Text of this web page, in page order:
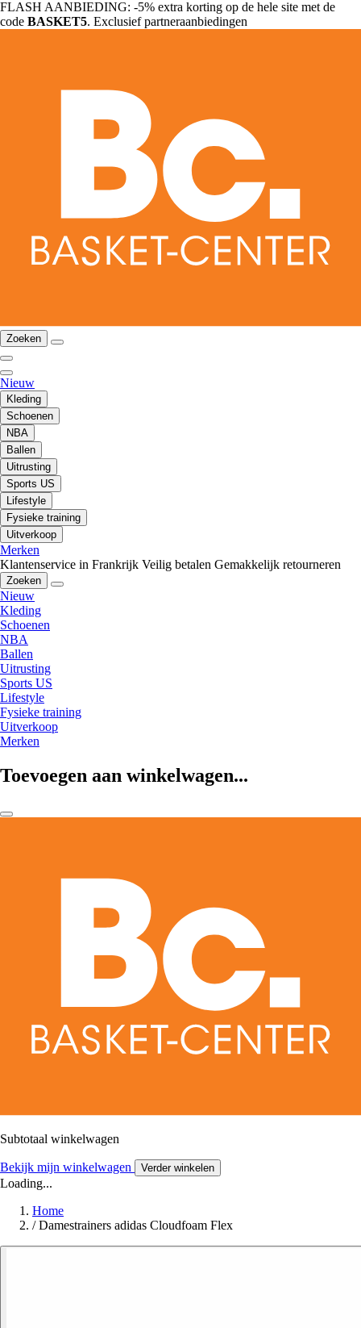
FLASH AANBIEDING: -5% extra korting op de hele site met de
code BASKET5. Exclusief partneraanbiedingen
Zoeken
Nieuw
Kleding
Schoenen
NBA
Ballen
Uitrusting
Sports US
Lifestyle
Fysieke training
Uitverkoop
Merken
Klantenservice in Frankrijk Veilig betalen Gemakkelijk retourneren
Zoeken
Nieuw
Kleding
Schoenen
NBA
Ballen
Uitrusting
Sports US
Lifestyle
Fysieke training
Uitverkoop
Merken
Toevoegen aan winkelwagen...
Subtotaal winkelwagen
Bekijk mijn winkelwagen Verder winkelen
Loading...
Home
/ Damestrainers adidas Cloudfoam Flex